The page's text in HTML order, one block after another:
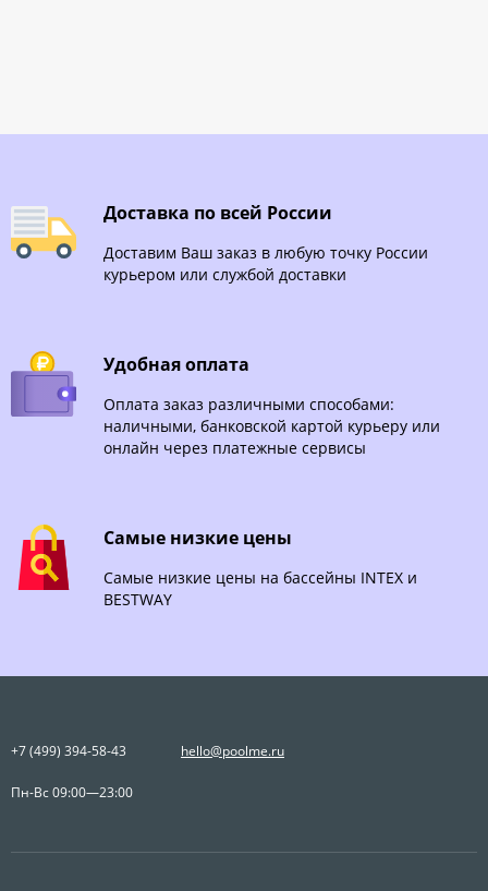
Доставка по всей России
Доставим Ваш заказ в любую точку России
курьером или службой доставки
Удобная оплата
Оплата заказ различными способами:
наличными, банковской картой курьеру или
онлайн через платежные сервисы
Самые низкие цены
Самые низкие цены на бассейны INTEX и
BESTWAY
+7 (499) 394-58-43 hello@poolme.ru
Пн-Вс 09:00—23:00